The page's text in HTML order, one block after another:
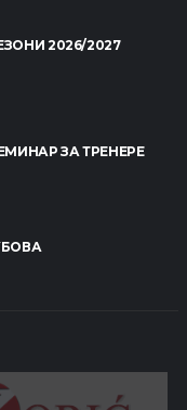
2026/2027
ЗА ТРЕНЕРЕ